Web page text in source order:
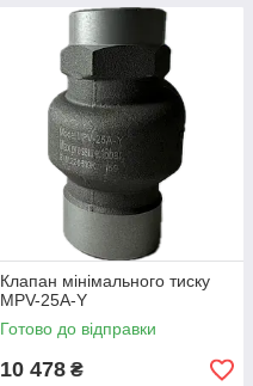
Клапан мінімального тиску
MPV-25A-Y
Готово до відправки
10 478 ₴